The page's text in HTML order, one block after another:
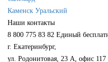
Каменск Уральский
Наши контакты
8 800 775 83 82 Единый
г. Екатеринбург,
ул. Родонитовая, 23 А, офис 117